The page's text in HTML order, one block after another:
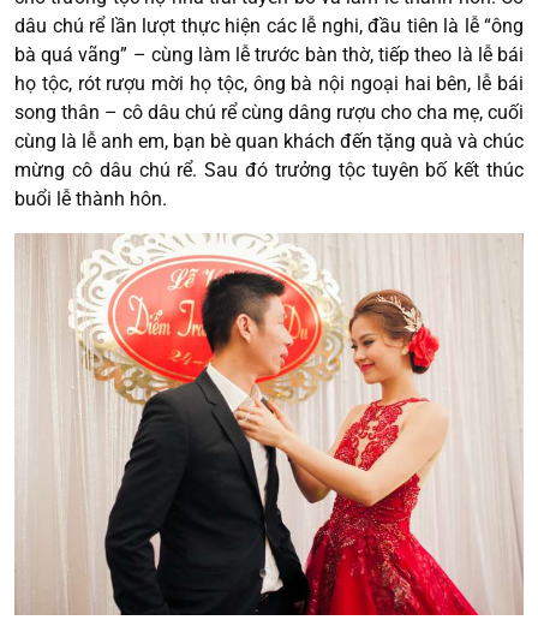
dâu chú rể lần lượt thực hiện các lễ nghi, đầu tiên là lễ “ông
bà quá vãng” – cùng làm lễ trước bàn thờ, tiếp theo là lễ bái
họ tộc, rót rượu mời họ tộc, ông bà nội ngoại hai bên, lễ bái
song thân – cô dâu chú rể cùng dâng rượu cho cha mẹ, cuối
cùng là lễ anh em, bạn bè quan khách đến tặng quà và chúc
mừng cô dâu chú rể. Sau đó trưởng tộc tuyên bố kết thúc
buổi lễ thành hôn.